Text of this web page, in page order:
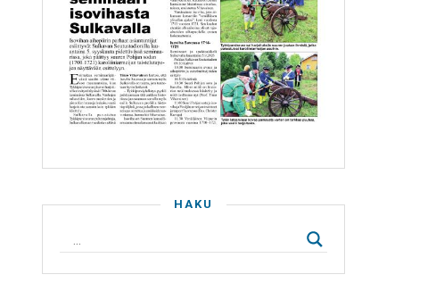
HAKU